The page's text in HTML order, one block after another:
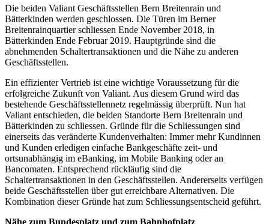
Die beiden Valiant Geschäftsstellen Bern Breitenrain und
Bätterkinden werden geschlossen. Die Türen im Berner
Breitenrainquartier schliessen Ende November 2018, in
Bätterkinden Ende Februar 2019. Hauptgründe sind die
abnehmenden Schaltertransaktionen und die Nähe zu anderen
Geschäftsstellen.
Ein effizienter Vertrieb ist eine wichtige Voraussetzung für die
erfolgreiche Zukunft von Valiant. Aus diesem Grund wird das
bestehende Geschäftsstellennetz regelmässig überprüft. Nun hat
Valiant entschieden, die beiden Standorte Bern Breitenrain und
Bätterkinden zu schliessen. Gründe für die Schliessungen sind
einerseits das veränderte Kundenverhalten: Immer mehr Kundinnen
und Kunden erledigen einfache Bankgeschäfte zeit- und
ortsunabhängig im eBanking, im Mobile Banking oder an
Bancomaten. Entsprechend rückläufig sind die
Schaltertransaktionen in den Geschäftsstellen. Andererseits verfügen
beide Geschäftsstellen über gut erreichbare Alternativen. Die
Kombination dieser Gründe hat zum Schliessungsentscheid geführt.
Nähe zum Bundesplatz und zum Bahnhofplatz